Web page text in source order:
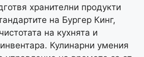
хранителни продукти
на Бургер Кинг,
на кухнята и
Кулинарни умения